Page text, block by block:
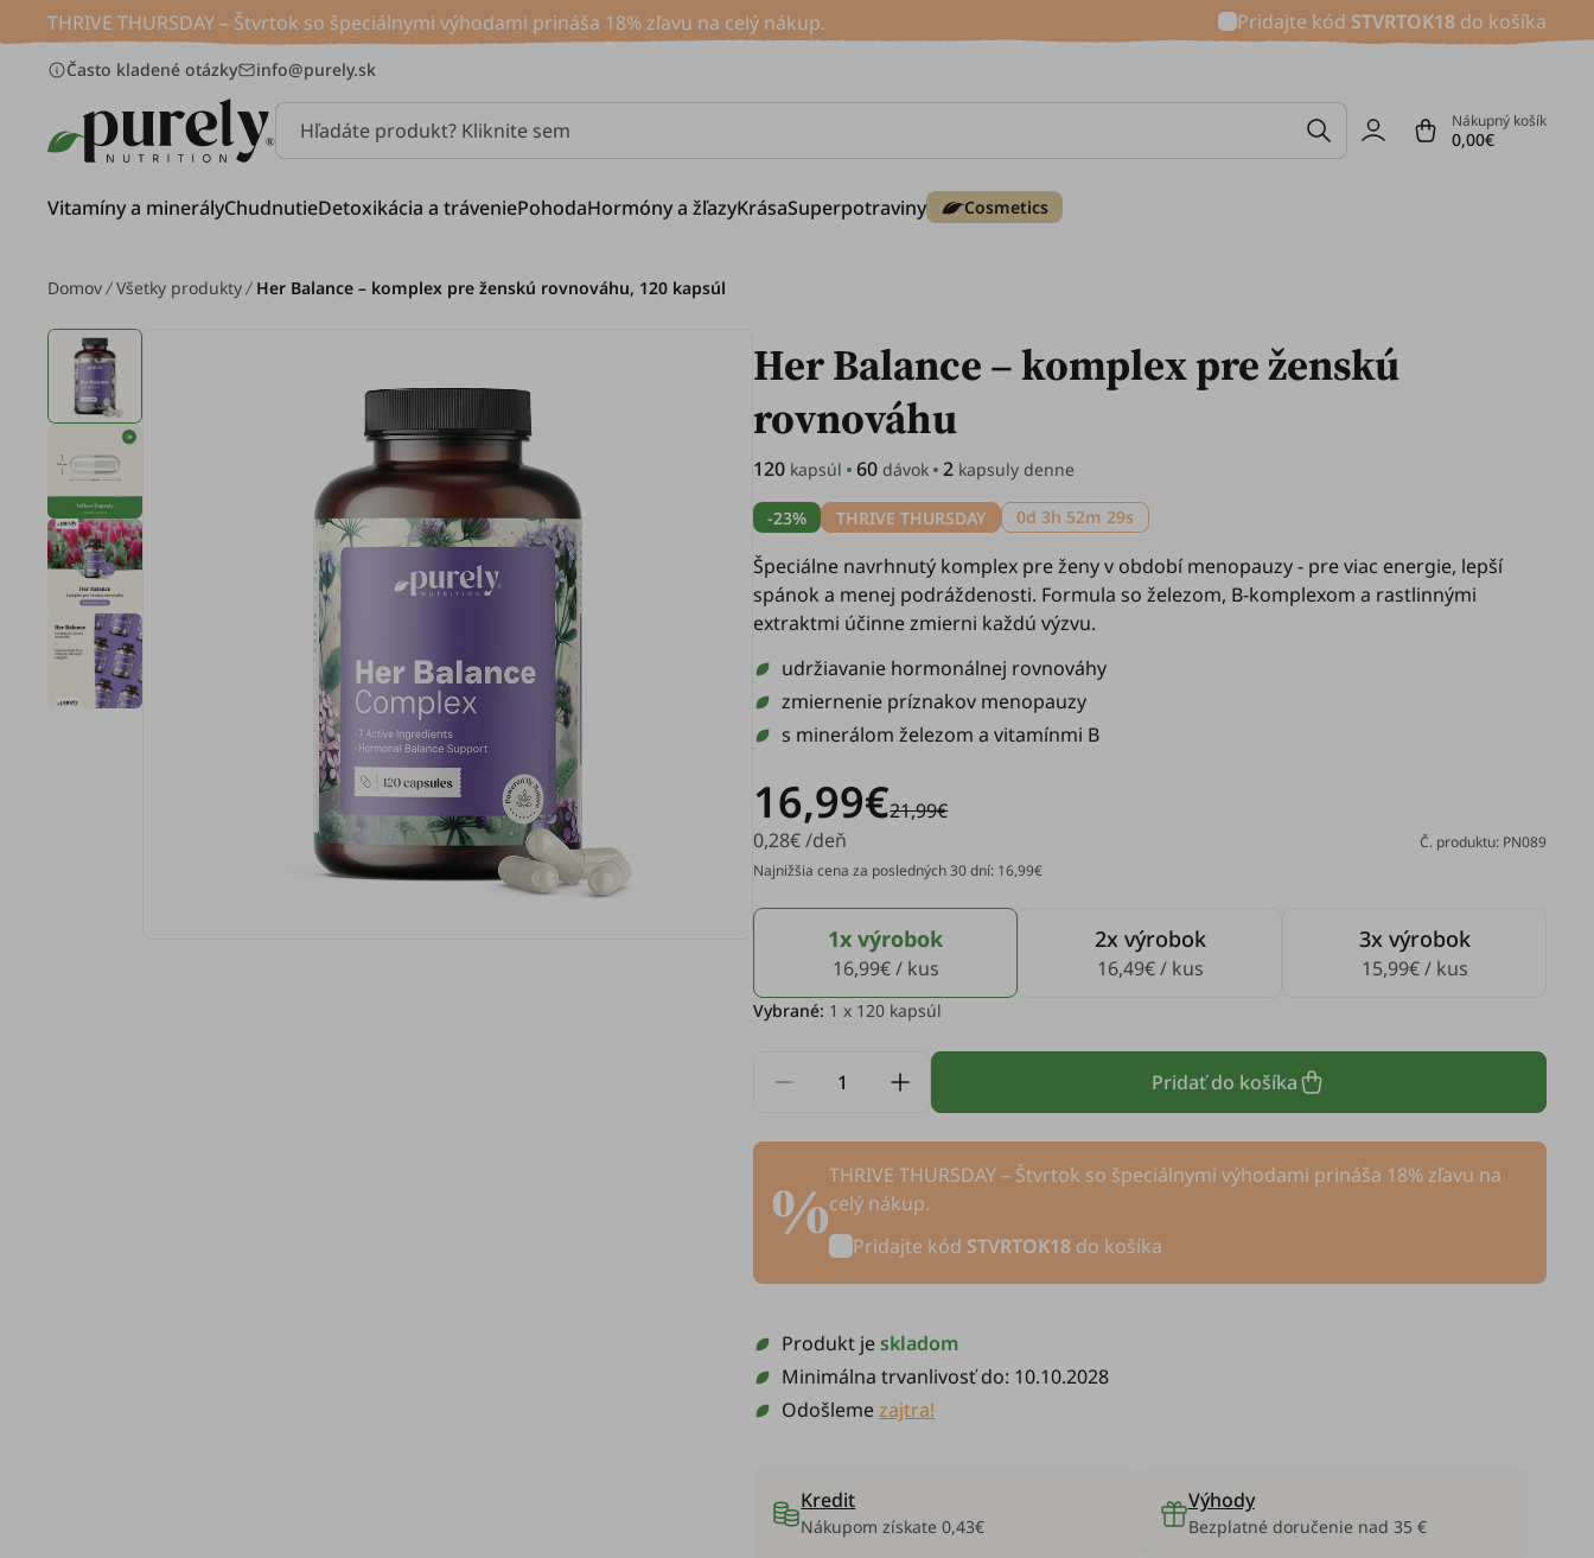
THRIVE THURSDAY – Štvrtok so špeciálnymi výhodami prináša 18% zľavu na celý nákup. Pridajte kód STVRTOK18 do košíka
Často kladené otázky info@purely.sk
Hľadáte produkt? Kliknite sem Nákupný košík
0,00€
Vitamíny a minerályChudnutieDetoxikácia a tráveniePohodaHormóny a žľazyKrásaSuperpotraviny Cosmetics
Domov Všetky produkty Her Balance – komplex pre ženskú rovnováhu, 120 kapsúl
Her Balance – komplex pre ženskú
rovnováhu
120 kapsúl 60 dávok 2 kapsuly denne
-23% THRIVE THURSDAY 0d 3h 52m 28s
Špeciálne navrhnutý komplex pre ženy v období menopauzy - pre viac energie, lepší
spánok a menej podráždenosti. Formula so železom, B-komplexom a rastlinnými
extraktmi účinne zmierni každú výzvu.
udržiavanie hormonálnej rovnováhy
zmiernenie príznakov menopauzy
s minerálom železom a vitamínmi B
16,99€21,99€
0,28€ /deň
Č. produktu: PN089
Najnižšia cena za posledných 30 dní: 16,99€
1x výrobok
16,99€ / kus
2x výrobok
16,49€ / kus
3x výrobok
15,99€ / kus
Vybrané: 1 x 120 kapsúl
Pridať do košíka
THRIVE THURSDAY – Štvrtok so špeciálnymi výhodami prináša 18% zľavu na
celý nákup.
Pridajte kód STVRTOK18 do košíka
Produkt jeskladom
Minimálna trvanlivosť do: 10.10.2028
Odošlemezajtra!
Kredit
Nákupom získate0,43€
Výhody
Bezplatné doručenie nad 35 €